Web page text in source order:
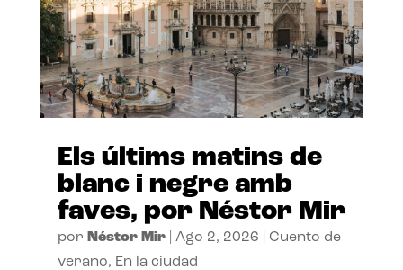
Els últims matins de
blanc i negre amb
faves, por Néstor Mir
por Néstor Mir| Ago 2, 2026
Cuento de
verano, En la ciudad